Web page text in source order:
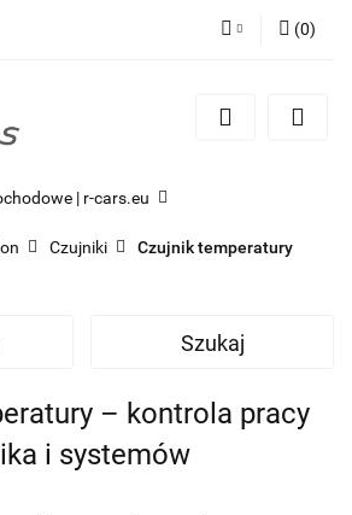
Zarejestruj się
(0)
| r-cars.eu
Czujniki Czujnik temperatury
Szukaj
– kontrola pracy
i systemów